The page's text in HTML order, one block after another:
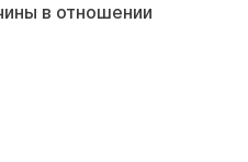
в отношении